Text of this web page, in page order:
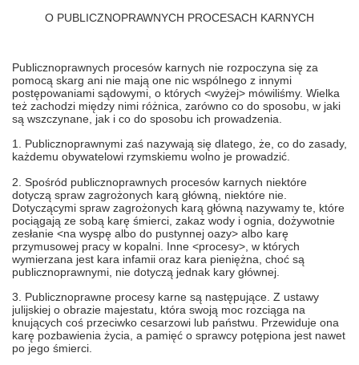
O PUBLICZNOPRAWNYCH PROCESACH KARNYCH
Publicznoprawnych procesów karnych nie rozpoczyna się za
pomocą skarg ani nie mają one nic wspólnego z innymi
postępowaniami sądowymi, o których <wyżej> mówiliśmy. Wielka
też zachodzi między nimi różnica, zarówno co do sposobu, w jaki
są wszczynane, jak i co do sposobu ich prowadzenia.
1. Publicznoprawnymi zaś nazywają się dlatego, że, co do zasady,
każdemu obywatelowi rzymskiemu wolno je prowadzić.
2. Spośród publicznoprawnych procesów karnych niektóre
dotyczą spraw zagrożonych karą główną, niektóre nie.
Dotyczącymi spraw zagrożonych karą główną nazywamy te, które
pociągają ze sobą karę śmierci, zakaz wody i ognia, dożywotnie
zesłanie <na wyspę albo do pustynnej oazy> albo karę
przymusowej pracy w kopalni. Inne <procesy>, w których
wymierzana jest kara infamii oraz kara pieniężna, choć są
publicznoprawnymi, nie dotyczą jednak kary głównej.
3. Publicznoprawne procesy karne są następujące. Z ustawy
julijskiej o obrazie majestatu, która swoją moc rozciąga na
knujących coś przeciwko cesarzowi lub państwu. Przewiduje ona
karę pozbawienia życia, a pamięć o sprawcy potępiona jest nawet
po jego śmierci.